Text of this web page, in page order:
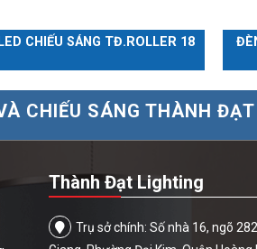
CHIẾU SÁNG TĐ.ROLLER 18
CHIẾU SÁNG THÀNH ĐẠT
Thành Đạt Lighting
Trụ sở chính: Số nhà 16, ngõ